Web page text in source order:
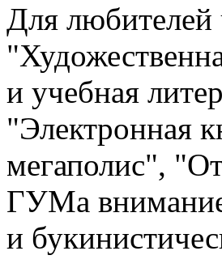
Для любителей
и учебная
"Электронная
мегаполис",
ГУМа
и